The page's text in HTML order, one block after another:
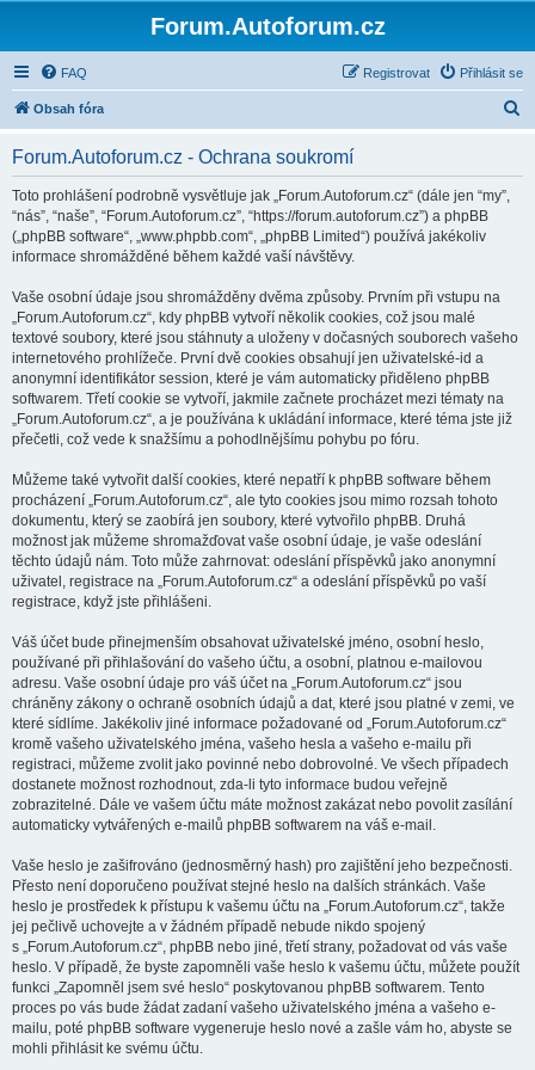
Forum.Autoforum.cz
FAQ Přihlásit se
Registrovat
Obsah fóra
Forum.Autoforum.cz - Ochrana soukromí
Toto prohlášení podrobně vysvětluje jak „Forum.Autoforum.cz“ (dále jen “my”,
“nás”, “naše”, “Forum.Autoforum.cz”, “https://forum.autoforum.cz”) a phpBB
(„phpBB software“, „www.phpbb.com“, „phpBB Limited“) používá jakékoliv
informace shromážděné během každé vaší návštěvy.
Vaše osobní údaje jsou shromážděny dvěma způsoby. Prvním při vstupu na
„Forum.Autoforum.cz“, kdy phpBB vytvoří několik cookies, což jsou malé
textové soubory, které jsou stáhnuty a uloženy v dočasných souborech vašeho
internetového prohlížeče. První dvě cookies obsahují jen uživatelské-id a
anonymní identifikátor session, které je vám automaticky přiděleno phpBB
softwarem. Třetí cookie se vytvoří, jakmile začnete procházet mezi tématy na
„Forum.Autoforum.cz“, a je používána k ukládání informace, které téma jste již
přečetli, což vede k snažšímu a pohodlnějšímu pohybu po fóru.
Můžeme také vytvořit další cookies, které nepatří k phpBB software během
procházení „Forum.Autoforum.cz“, ale tyto cookies jsou mimo rozsah tohoto
dokumentu, který se zaobírá jen soubory, které vytvořilo phpBB. Druhá
možnost jak můžeme shromažďovat vaše osobní údaje, je vaše odeslání
těchto údajů nám. Toto může zahrnovat: odeslání příspěvků jako anonymní
uživatel, registrace na „Forum.Autoforum.cz“ a odeslání příspěvků po vaší
registrace, když jste přihlášeni.
Váš účet bude přinejmenším obsahovat uživatelské jméno, osobní heslo,
používané při přihlašování do vašeho účtu, a osobní, platnou e-mailovou
adresu. Vaše osobní údaje pro váš účet na „Forum.Autoforum.cz“ jsou
chráněny zákony o ochraně osobních údajů a dat, které jsou platné v zemi, ve
které sídlíme. Jakékoliv jiné informace požadované od „Forum.Autoforum.cz“
kromě vašeho uživatelského jména, vašeho hesla a vašeho e-mailu při
registraci, můžeme zvolit jako povinné nebo dobrovolné. Ve všech případech
dostanete možnost rozhodnout, zda-li tyto informace budou veřejně
zobrazitelné. Dále ve vašem účtu máte možnost zakázat nebo povolit zasílání
automaticky vytvářených e-mailů phpBB softwarem na váš e-mail.
Vaše heslo je zašifrováno (jednosměrný hash) pro zajištění jeho bezpečnosti.
Přesto není doporučeno používat stejné heslo na dalších stránkách. Vaše
heslo je prostředek k přístupu k vašemu účtu na „Forum.Autoforum.cz“, takže
jej pečlivě uchovejte a v žádném případě nebude nikdo spojený
s „Forum.Autoforum.cz“, phpBB nebo jiné, třetí strany, požadovat od vás vaše
heslo. V případě, že byste zapomněli vaše heslo k vašemu účtu, můžete použít
funkci „Zapomněl jsem své heslo“ poskytovanou phpBB softwarem. Tento
proces po vás bude žádat zadaní vašeho uživatelského jména a vašeho e-
mailu, poté phpBB software vygeneruje heslo nové a zašle vám ho, abyste se
mohli přihlásit ke svému účtu.